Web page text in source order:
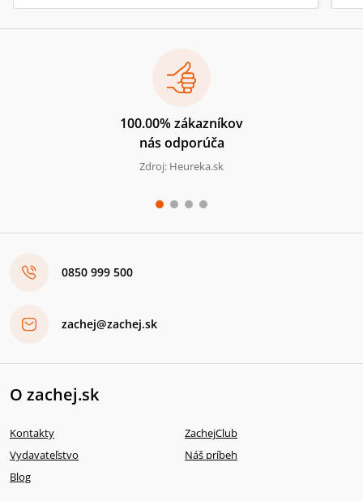
100.00% zákazníkov
nás odporúča
Zdroj: Heureka.sk
0850 999 500
zachej@zachej.sk
O zachej.sk
Kontakty
ZachejClub
Vydavateľstvo
Náš príbeh
Blog